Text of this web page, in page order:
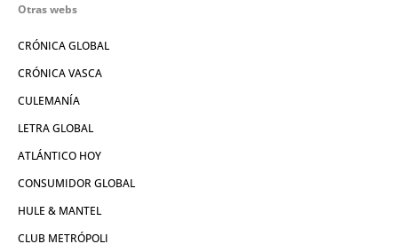
Otras webs
CRÓNICA GLOBAL
CRÓNICA VASCA
CULEMANÍA
LETRA GLOBAL
ATLÁNTICO HOY
CONSUMIDOR GLOBAL
HULE & MANTEL
CLUB METRÓPOLI